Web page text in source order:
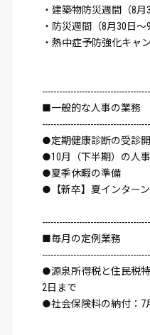
・建築物防災週間（8月
・防災週間（8月30日～
・熱中症予防強化キャ
■一般的な人事の業務
●定期健康診断の受診
●10月（下半期）の人
●夏季休暇の準備
●【新卒】夏インター
■毎月の定例業務
●源泉所得税と住民税
2日まで
●社会保険料の納付：7